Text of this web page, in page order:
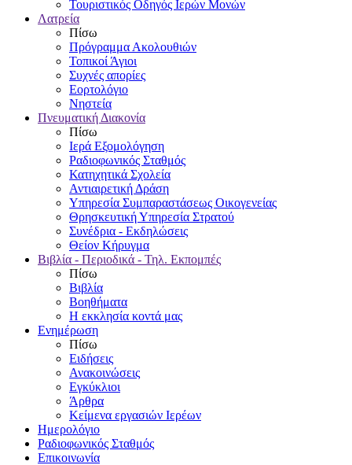
Τουριστικός Οδηγός Ιερών Μονών
Λατρεία
Πίσω
Πρόγραμμα Ακολουθιών
Τοπικοί Άγιοι
Συχνές απορίες
Εορτολόγιο
Νηστεία
Πνευματική Διακονία
Πίσω
Ιερά Εξομολόγηση
Ραδιοφωνικός Σταθμός
Κατηχητικά Σχολεία
Αντιαιρετική Δράση
Υπηρεσία Συμπαραστάσεως Οικογενείας
Θρησκευτική Υπηρεσία Στρατού
Συνέδρια - Εκδηλώσεις
Θείον Κήρυγμα
Βιβλία - Περιοδικά - Τηλ. Εκπομπές
Πίσω
Βιβλία
Βοηθήματα
Η εκκλησία κοντά μας
Ενημέρωση
Πίσω
Ειδήσεις
Ανακοινώσεις
Εγκύκλιοι
Άρθρα
Κείμενα εργασιών Ιερέων
Ημερολόγιο
Ραδιοφωνικός Σταθμός
Επικοινωνία